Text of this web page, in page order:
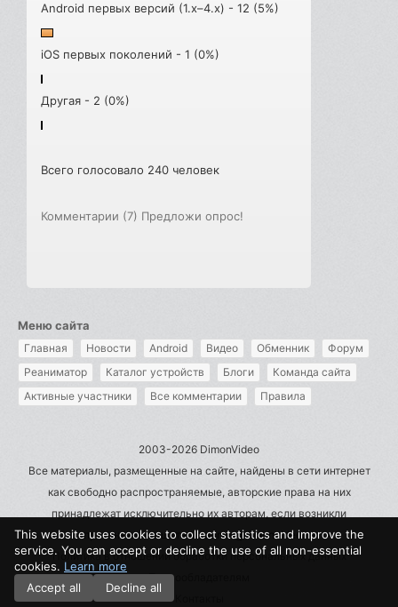
Android первых версий (1.x–4.x) - 12 (5%)
iOS первых поколений - 1 (0%)
Другая - 2 (0%)
Всего голосовало 240 человек
Комментарии (7) Предложи опрос!
Меню сайта
Главная Новости Android Видео Обменник
Форум
Реаниматор
Каталог устройств Блоги
Команда сайта
Активные участники
Все комментарии Правила
2003-2026 DimonVideo
Все материалы, размещенные на сайте, найдены в сети интернет
как свободно распространяемые, авторские права на них
принадлежат исключительно их авторам, если возникли
претензии - пишите на admin@dimonvideo.ru
Политика в отношении обработки персональных данных
Правообладателям
This website uses cookies to collect statistics and improve the
service. You can accept or decline the use of all non-essential
cookies. Learn more
Accept all
Decline all